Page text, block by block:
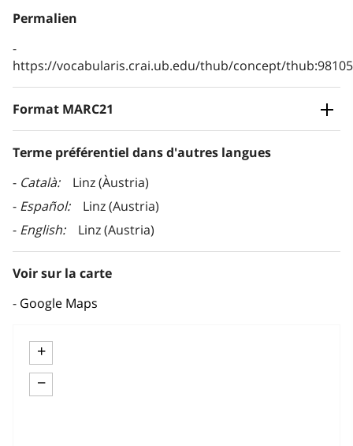
Permalien
https://vocabularis.crai.ub.edu/thub/concept/
Format MARC21
Terme préférentiel dans d'autres langues
Català
Linz (Àustria)
Español
Linz (Austria)
English
Linz (Austria)
Voir sur la carte
Google Maps
+
−